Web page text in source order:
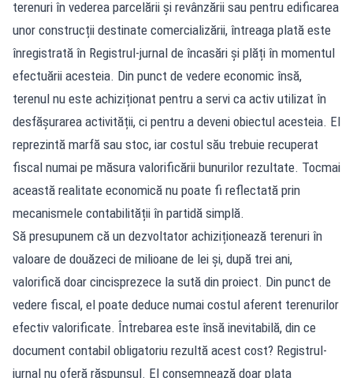
terenuri în vederea parcelării și revânzării sau pentru edificarea
unor construcții destinate comercializării, întreaga plată este
înregistrată în Registrul-jurnal de încasări și plăți în momentul
efectuării acesteia. Din punct de vedere economic însă,
terenul nu este achiziționat pentru a servi ca activ utilizat în
desfășurarea activității, ci pentru a deveni obiectul acesteia. El
reprezintă marfă sau stoc, iar costul său trebuie recuperat
fiscal numai pe măsura valorificării bunurilor rezultate. Tocmai
această realitate economică nu poate fi reflectată prin
mecanismele contabilității în partidă simplă.
Să presupunem că un dezvoltator achiziționează terenuri în
valoare de douăzeci de milioane de lei și, după trei ani,
valorifică doar cincisprezece la sută din proiect. Din punct de
vedere fiscal, el poate deduce numai costul aferent terenurilor
efectiv valorificate. Întrebarea este însă inevitabilă, din ce
document contabil obligatoriu rezultă acest cost? Registrul-
jurnal nu oferă răspunsul. El consemnează doar plata